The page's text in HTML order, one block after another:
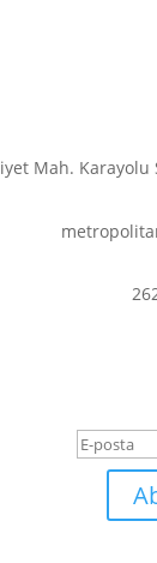
Mah. Karayolu